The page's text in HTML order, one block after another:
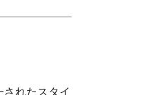
れたスタイ